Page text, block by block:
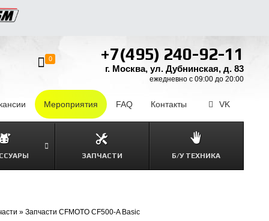
Мероприятия FAQ Контакты VK
ЗАПЧАСТИ Б/У ТЕХНИКА
+7(495) 240-92-11
г. Москва, ул. Дубнинская, д. 83
ежедневно с 09:00 до 20:00
0
»Запчасти CFMOTO CF500-A Basic